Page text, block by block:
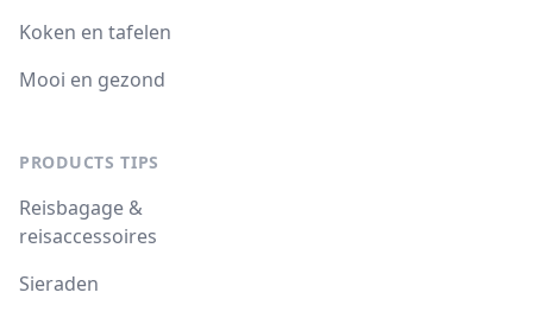
Koken en tafelen
Mooi en gezond
PRODUCTS TIPS
Reisbagage &
reisaccessoires
Sieraden